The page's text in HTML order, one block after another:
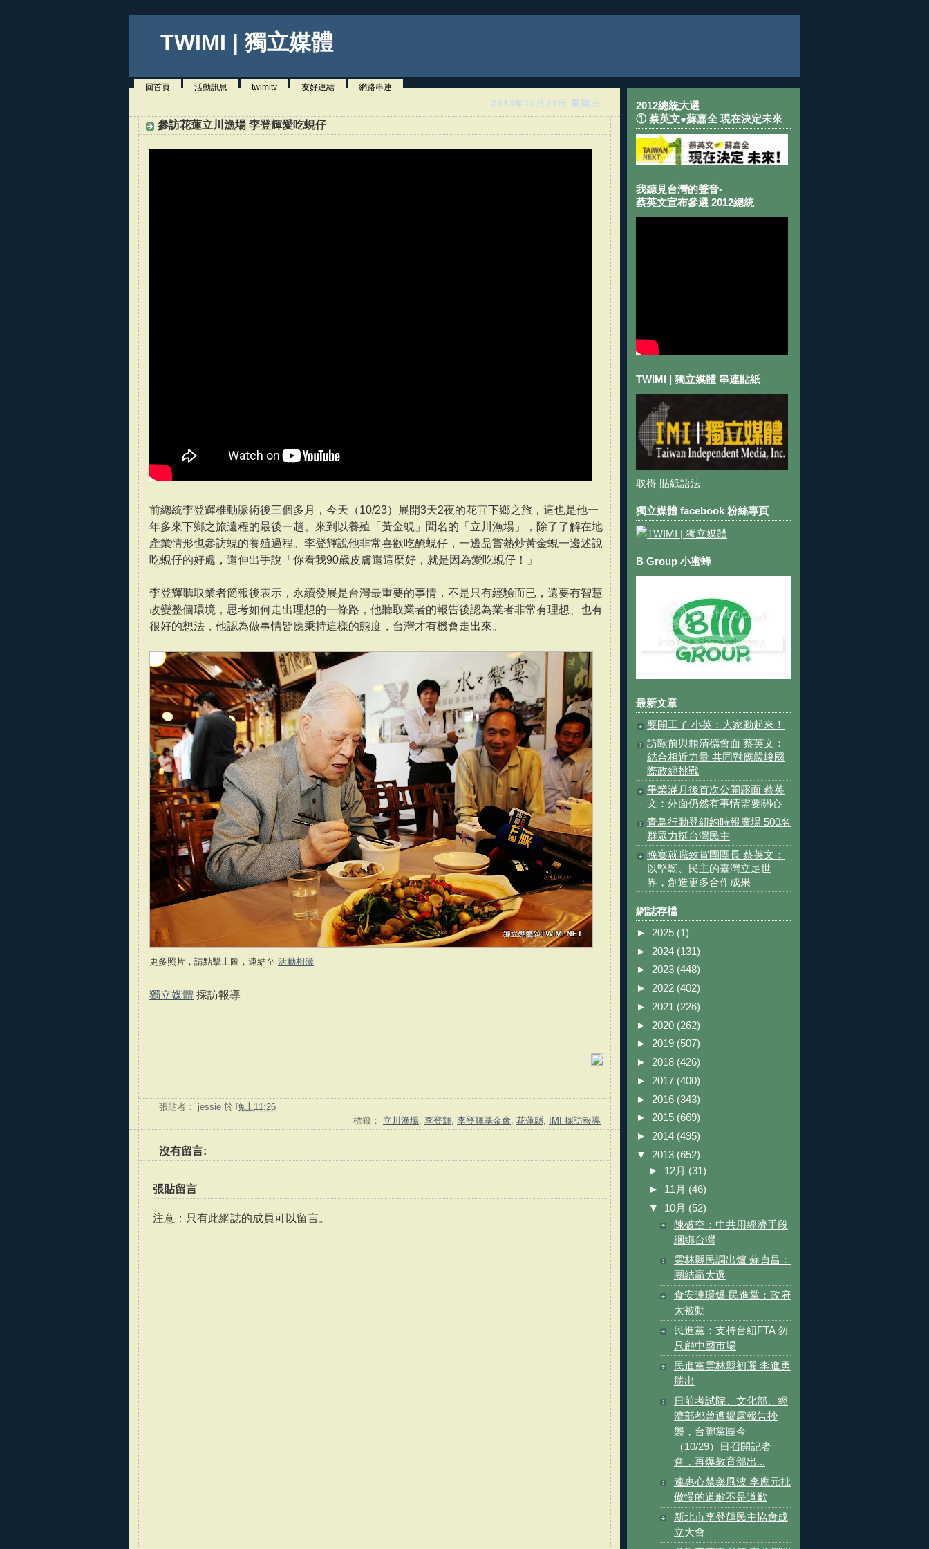
TWIMI | 獨立媒體
回首頁 活動訊息 twimitv 友好連結 網路串連
2013年10月23日 星期三
參訪花蓮立川漁場 李登輝愛吃蜆仔
前總統李登輝椎動脈術後三個多月，今天（10/23）展開3天2夜的花宜下鄉之旅，這也是他一
年多來下鄉之旅遠程的最後一趟。來到以養殖「黃金蜆」聞名的「立川漁場」，除了了解在地
產業情形也參訪蜆的養殖過程。李登輝說他非常喜歡吃醃蜆仔，一邊品嘗熱炒黃金蜆一邊述說
吃蜆仔的好處，還伸出手說「你看我90歲皮膚還這麼好，就是因為愛吃蜆仔！」
李登輝聽取業者簡報後表示，永續發展是台灣最重要的事情，不是只有經驗而已，還要有智慧
改變整個環境，思考如何走出理想的一條路，他聽取業者的報告後認為業者非常有理想、也有
很好的想法，他認為做事情皆應秉持這樣的態度，台灣才有機會走出來。
更多照片，請點擊上圖，連結至 活動相簿
獨立媒體 採訪報導
張貼者： jessie 於 晚上11:26
標籤： 立川漁場 李登輝 李登輝基金會 花蓮縣 IMI 採訪報導
沒有留言:
張貼留言
注意：只有此網誌的成員可以留言。
2012總統大選
① 蔡英文●蘇嘉全 現在決定未來
我聽見台灣的聲音-
蔡英文宣布參選 2012總統
TWIMI | 獨立媒體 串連貼紙
取得 貼紙語法
獨立媒體 facebook 粉絲專頁
B Group 小蜜蜂
最新文章
要開工了 小英：大家動起來！
訪歐前與賴清德會面 蔡英文：
結合相近力量 共同對應嚴峻國
際政經挑戰
畢業滿月後首次公開露面 蔡英
文：外面仍然有事情需要關心
青鳥行動登紐約時報廣場 500名
群眾力挺台灣民主
晚宴就職致賀團團長 蔡英文：
以堅韌、民主的臺灣立足世
界，創造更多合作成果
網誌存檔
► 2025 (1)
► 2024 (131)
► 2023 (448)
► 2022 (402)
► 2021 (226)
► 2020 (262)
► 2019 (507)
► 2018 (426)
► 2017 (400)
► 2016 (343)
► 2015 (669)
► 2014 (495)
▼ 2013 (652)
► 12月 (31)
► 11月 (46)
▼ 10月 (52)
陳破空：中共用經濟手段
綑綁台灣
雲林縣民調出爐 蘇貞昌：
團結贏大選
食安連環爆 民進黨：政府
太被動
民進黨：支持台紐FTA 勿
只顧中國市場
民進黨雲林縣初選 李進勇
勝出
日前考試院、文化部、經
濟部都曾遭揭露報告抄
襲，台聯黨團今
（10/29）日召開記者
會，再爆教育部出...
連惠心禁藥風波 李應元批
傲慢的道歉不是道歉
新北市李登輝民主協會成
立大會